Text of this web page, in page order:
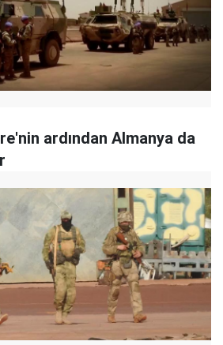
ardından Almanya da